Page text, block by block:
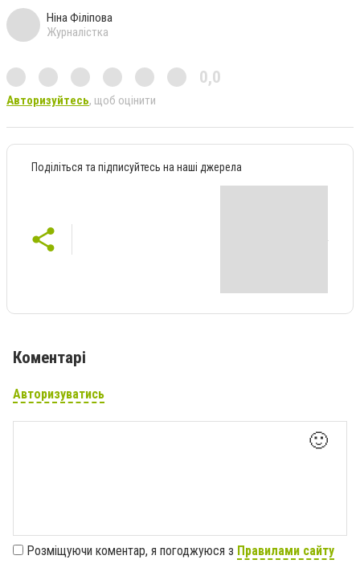
Ніна Філіпова
Журналістка
0,0
Авторизуйтесь, щоб оцінити
Поділіться та підписуйтесь на наші джерела
Коментарі
Авторизуватись
🙂
Розміщуючи коментар, я погоджуюся з Правилами сайту